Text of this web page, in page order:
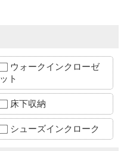
ウォークインクローゼ
ット
床下収納
シューズインクローク